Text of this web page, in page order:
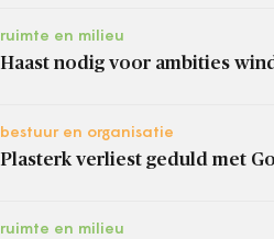
ruimte en milieu
Haast nodig voor ambities
bestuur en organisatie
Plasterk verliest geduld met
ruimte en milieu